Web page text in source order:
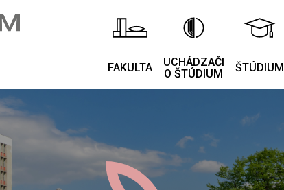
FAKULTA
UCHÁDZAČI
O ŠTÚDIUM
ŠTÚDIUM